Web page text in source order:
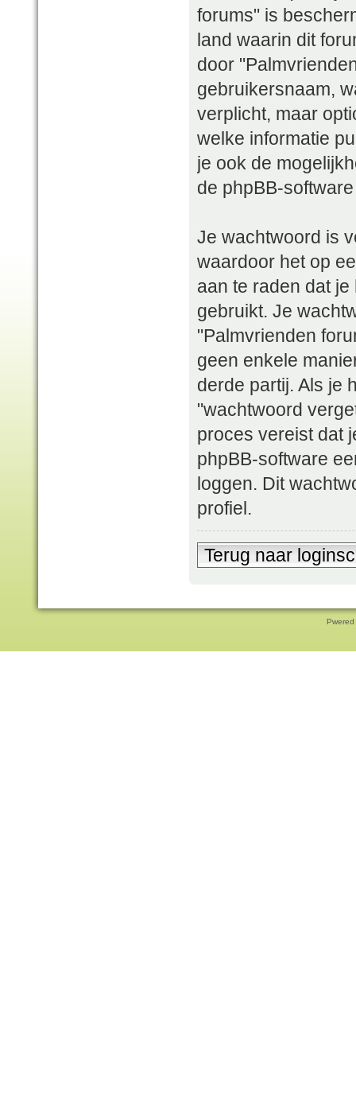
forums" is
land waarin dit
door
gebruikersnaam,
verplicht, maar
welke informatie
je ook de
de phpBB-
Je wachtwoord is
waardoor het op
aan te raden dat
gebruikt. Je
"Palmvrienden
geen enkele
derde partij. Als je
"wachtwoord
proces vereist dat
phpBB-software
loggen. Dit
profiel.
Terug naar